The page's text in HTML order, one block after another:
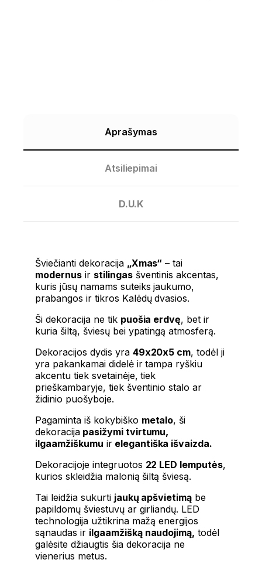
Aprašymas
Atsiliepimai
D.U.K
Šviečianti dekoracija „Xmas“ – tai
modernusir stilingasšventinis akcentas,
kuris jūsų namams suteiks jaukumo,
prabangos ir tikros Kalėdų dvasios.
Ši dekoracija ne tik puošia erdvę, bet ir
kuria šiltą, šviesų bei ypatingą atmosferą.
Dekoracijos dydis yra 49x20x5 cm, todėl ji
yra pakankamai didelė ir tampa ryškiu
akcentu tiek svetainėje, tiek
prieškambaryje, tiek šventinio stalo ar
židinio puošyboje.
Pagaminta iš kokybiško metalo, ši
dekoracijapasižymi tvirtumu,
ilgaamžiškumu irelegantiška išvaizda.
Dekoracijoje integruotos 22 LED lemputės,
kurios skleidžia malonią šiltą šviesą.
Tai leidžia sukurti jaukų apšvietimą be
papildomų šviestuvų ar girliandų. LED
technologija užtikrina mažą energijos
sąnaudas ir ilgaamžišką naudojimą, todėl
galėsite džiaugtis šia dekoracija ne
vienerius metus.